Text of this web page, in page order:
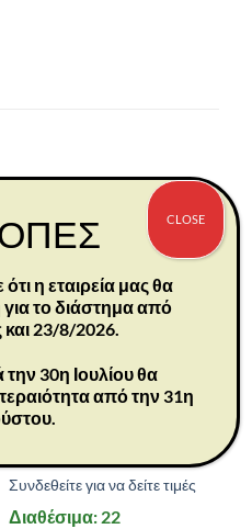
26032
ΔΩΡΑ
Συνδεθείτε για να δείτε τιμές
Διαθέσιμα: 22
η εταιρεία μας θα
για το διάστημα από
23/8/2026.
30η Ιουλίου θα
από την 31η
CLOSE